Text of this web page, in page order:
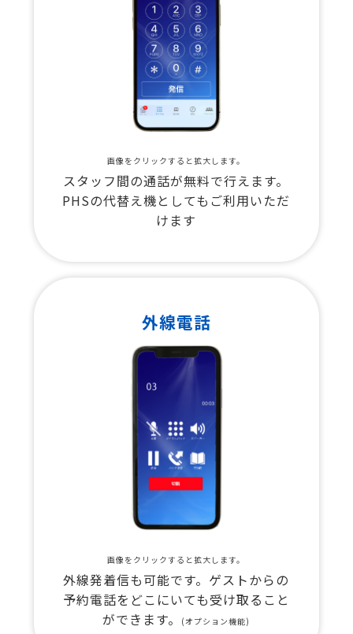
画像をクリックすると拡大します。
スタッフ間の通話が無料で行えます。
PHSの代替え機としてもご利用いただ
けます
外線電話
画像をクリックすると拡大します。
外線発着信も可能です。ゲストからの
予約電話をどこにいても受け取ること
ができます。
(オプション機能)